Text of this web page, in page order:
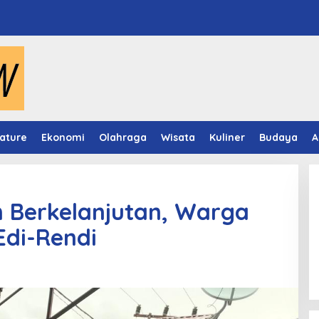
Ekonomi Olahraga Wisata Kuliner Budaya
Berkelanjutan, Warga
Rendi